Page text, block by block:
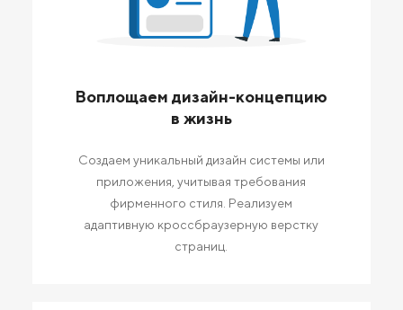
Воплощаем дизайн-концепцию
в жизнь
Создаем уникальный дизайн системы или
приложения, учитывая требования
фирменного стиля. Реализуем
адаптивную кроссбраузерную верстку
страниц.